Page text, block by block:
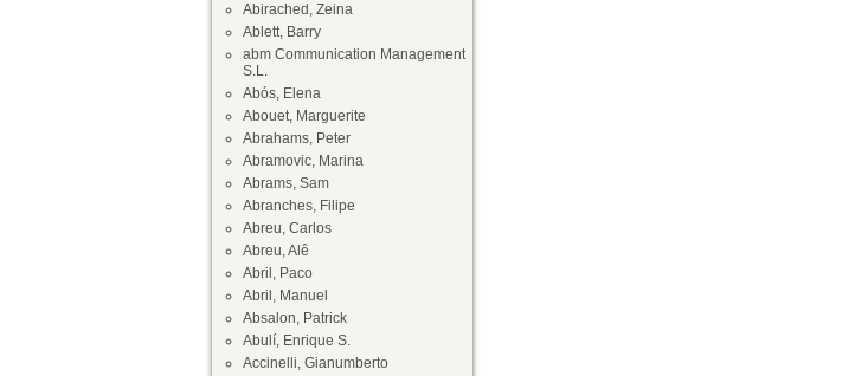
Abirached, Zeina
Ablett, Barry
abm Communication Management
S.L.
Abós, Elena
Abouet, Marguerite
Abrahams, Peter
Abramovic, Marina
Abrams, Sam
Abranches, Filipe
Abreu, Carlos
Abreu, Alê
Abril, Paco
Abril, Manuel
Absalon, Patrick
Abulí, Enrique S.
Accinelli, Gianumberto